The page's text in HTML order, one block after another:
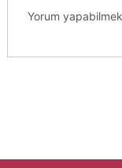
Yorum